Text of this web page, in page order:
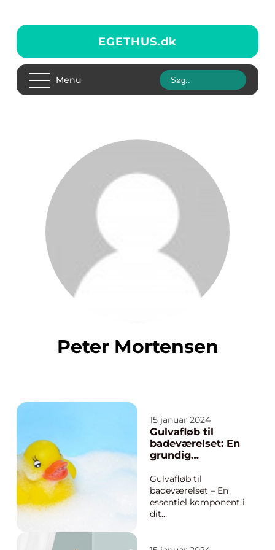
EGETHUS.dk
Menu
Peter Mortensen
15 januar 2024
Gulvafløb til
badeværelset: En
grundig
Gulvafløb til
badeværelset – En
essentiel komponent i
dit